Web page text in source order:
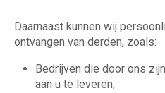
Daarnaast kunnen wij
ontvangen van derden, zoals:
Bedrijven die door ons
aan u te leveren;